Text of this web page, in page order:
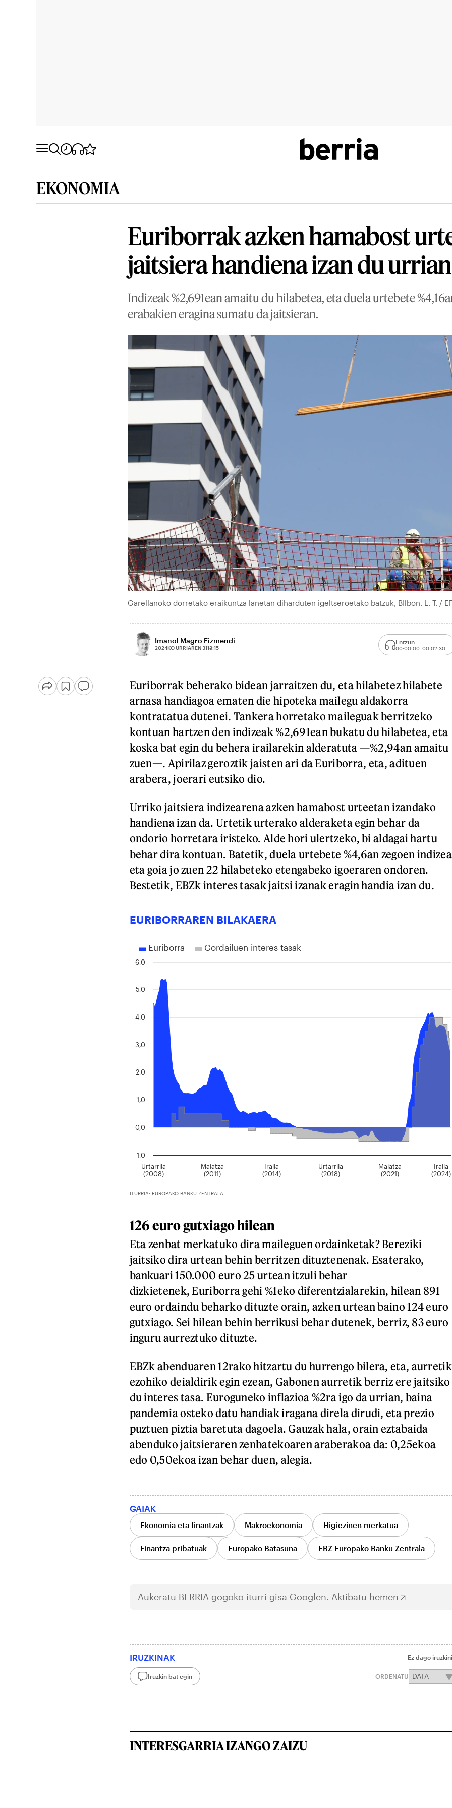
EKONOMIA
Euriborrak azken hamabost
jaitsiera handiena izan du urrian
Indizeak %2,691ean amaitu du hilabetea, eta duela urtebete
erabakien eragina sumatu da jaitsieran.
Garellanoko dorretako eraikuntza lanetan diharduten igeltseroetako batzuk, BIlbon. L. T. /
Imanol Magro Eizmendi
2024KO URRIAREN 3113:15
Entzun
00:00:00 00:02:30
Euriborrak beherako bidean jarraitzen du, eta hilabetez hilabete
arnasa handiagoa ematen die hipoteka mailegu aldakorra
kontratatua dutenei. Tankera horretako maileguak berritzeko
kontuan hartzen den indizeak %2,691ean bukatu du hilabetea, eta
koska bat egin du behera irailarekin alderatuta —%2,94an amaitu
zuen—. Apirilaz geroztik jaisten ari da Euriborra, eta, adituen
arabera, joerari eutsiko dio.
Urriko jaitsiera indizearena azken hamabost urteetan izandako
handiena izan da. Urtetik urterako alderaketa egin behar da
ondorio horretara iristeko. Alde hori ulertzeko, bi aldagai hartu
behar dira kontuan. Batetik, duela urtebete %4,6an zegoen
eta goia jo zuen 22 hilabeteko etengabeko igoeraren ondoren.
Bestetik, EBZk interes tasak jaitsi izanak eragin handia izan du.
126 euro gutxiago hilean
Eta zenbat merkatuko dira maileguen ordainketak? Bereziki
jaitsiko dira urtean behin berritzen dituztenenak. Esaterako,
bankuari 150.000 euro 25 urtean itzuli behar
dizkietenek, Euriborra gehi %1eko diferentzialarekin, hilean 891
euro ordaindu beharko dituzte orain, azken urtean baino 124 euro
gutxiago. Sei hilean behin berrikusi behar dutenek, berriz, 83 euro
inguru aurreztuko dituzte.
EBZk abenduaren 12rako hitzartu du hurrengo bilera, eta, aurretik
ezohiko deialdirik egin ezean, Gabonen aurretik berriz ere jaitsiko
du interes tasa. Euroguneko inflazioa %2ra igo da urrian, baina
pandemia osteko datu handiak iragana direla dirudi, eta prezio
puztuen piztia baretuta dagoela. Gauzak hala, orain eztabaida
abenduko jaitsieraren zenbatekoaren araberakoa da: 0,25ekoa
edo 0,50ekoa izan behar duen, alegia.
GAIAK
Ekonomia eta finantzak Makroekonomia Higiezinen merkatua
Finantza pribatuak Europako Batasuna EBZ Europako Banku Zentrala
Aukeratu BERRIA gogoko iturri gisa Googlen. Aktibatu hemen
IRUZKINAK Ez dago
Iruzkin bat egin ORDENATU
INTERESGARRIA IZANGO ZAIZU